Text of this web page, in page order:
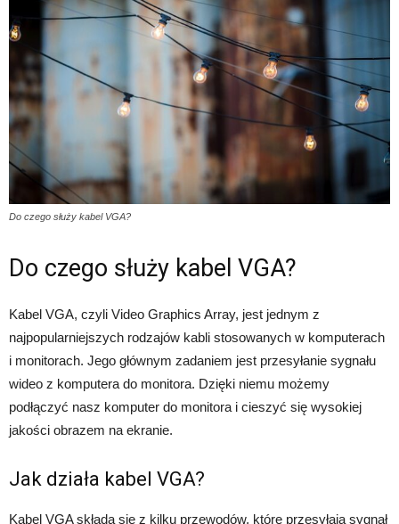
Do czego służy kabel VGA?
Do czego służy kabel VGA?
Kabel VGA, czyli Video Graphics Array, jest jednym z
najpopularniejszych rodzajów kabli stosowanych w komputerach
i monitorach. Jego głównym zadaniem jest przesyłanie sygnału
wideo z komputera do monitora. Dzięki niemu możemy
podłączyć nasz komputer do monitora i cieszyć się wysokiej
jakości obrazem na ekranie.
Jak działa kabel VGA?
Kabel VGA składa się z kilku przewodów, które przesyłają sygnał